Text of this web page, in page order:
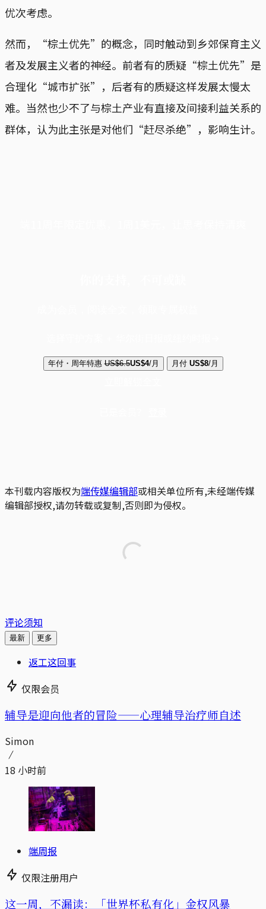
优次考虑。
然而，“棕土优先”的概念，同时触动到乡郊保育主义
者及发展主义者的神经。前者有的质疑“棕土优先”是
合理化“城市扩张”，后者有的质疑这样发展太慢太
难。当然也少不了与棕土产业有直接及间接利益关系的
群体，认为此主张是对他们“赶尽杀绝”，影响生计。
年付・周年特惠 US$6.5US$4/月 月付 US$8/月
本刊载内容版权为端传媒编辑部或相关单位所有,未经端传媒
编辑部授权,请勿转载或复制,否则即为侵权。
评论须知
最新 更多
返工这回事
仅限会员
辅导是迎向他者的冒险——心理辅导治疗师自述
Simon
18 小时前
端周报
仅限注册用户
这一周，不漏读：「世界杯私有化」金权风暴